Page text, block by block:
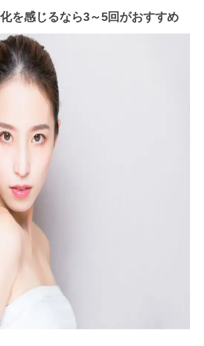
を感じるなら3～5回がおすすめ